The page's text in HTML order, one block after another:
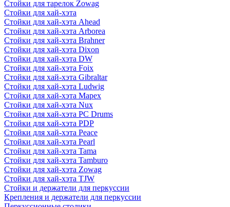
Стойки для тарелок Zowag
Стойки для хай-хэта
Стойки для хай-хэта Ahead
Стойки для хай-хэта Arborea
Стойки для хай-хэта Brahner
Стойки для хай-хэта Dixon
Стойки для хай-хэта DW
Стойки для хай-хэта Foix
Стойки для хай-хэта Gibraltar
Стойки для хай-хэта Ludwig
Стойки для хай-хэта Mapex
Стойки для хай-хэта Nux
Стойки для хай-хэта PC Drums
Стойки для хай-хэта PDP
Стойки для хай-хэта Peace
Стойки для хай-хэта Pearl
Стойки для хай-хэта Tama
Стойки для хай-хэта Tamburo
Стойки для хай-хэта Zowag
Стойки для хай-хэта TJW
Стойки и держатели для перкуссии
Крепления и держатели для перкуссии